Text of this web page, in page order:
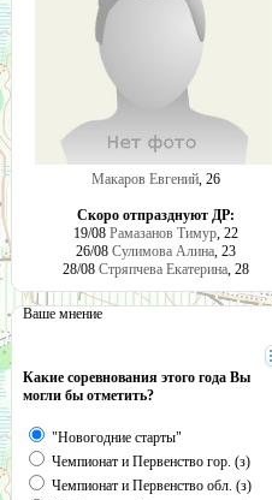
Макаров Евгений, 26
Скоро отпразднуют ДР:
19/08 Рамазанов Тимур, 22
26/08 Сулимова Алина, 23
28/08 Стряпчева Екатерина, 28
Ваше мнение
Какие соревнования этого года Вы
могли бы отметить?
"Новогодние старты"
Чемпионат и Первенство гор. (з)
Чемпионат и Первенство обл. (з)